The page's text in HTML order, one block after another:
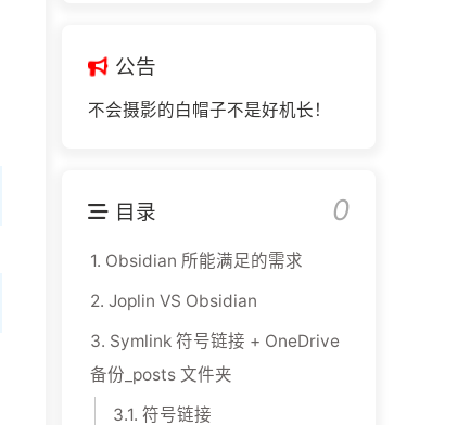
公告
不会摄影的白帽子不是好机长！
目录 0
1. Obsidian 所能满足的需求
2. Joplin VS Obsidian
3. Symlink 符号链接 + OneDrive
备份_posts 文件夹
3.1. 符号链接